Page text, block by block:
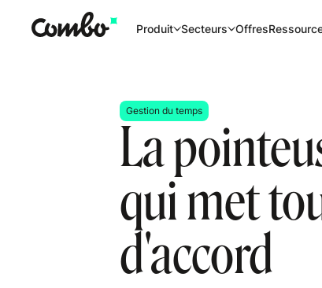
Produit Secteurs Offres
Gestion du temps
La
qui met
d'accord